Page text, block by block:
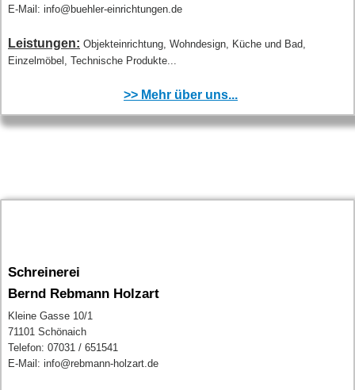
E-Mail: info@buehler-einrichtungen.de
Leistungen: Objekteinrichtung, Wohndesign, Küche und Bad,
Einzelmöbel, Technische Produkte...
>> Mehr über uns...
Schreinerei
Bernd Rebmann Holzart
Kleine Gasse 10/1
71101 Schönaich
Telefon: 07031 / 651541
E-Mail: info@rebmann-holzart.de